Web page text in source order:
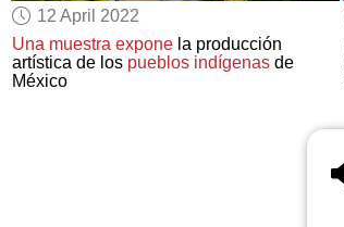
12 April 2022
Una muestra expone la producción
artística de los pueblos indígenas de
México